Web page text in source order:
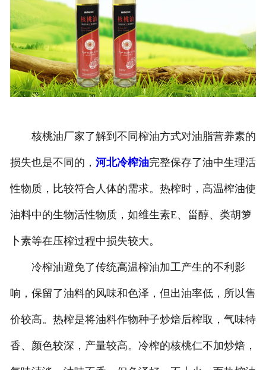
核桃油厂家了解到不同榨油方式对油脂营养素的
损失也是不同的， 河北冷榨油完整保存了油中生理活
性物质，比较符合人体的需求。热榨时，高温榨油使
油料中的生物活性物质，如维生素E、甾醇、类胡箩
卜素等在压榨过程中损失较大。
冷榨油避免了传统高温榨油加工产生的不利影
响，保留了油料的风味和色泽，但出油率低，所以售
价较高。热榨是将油料作物种子炒焙后榨取，气味特
香、颜色较深，产量较高。冷榨的核桃仁不加炒焙，